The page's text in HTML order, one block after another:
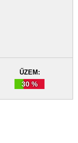
ŰZEM:
30 %